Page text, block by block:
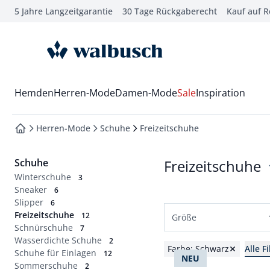
springen
springen
springen
5 Jahre Langzeitgarantie 30 Tage Rückgaberecht Kauf auf
zur Startseite
Wechsel in das Menü mit Pfeil-Runter Taste
HemdenHerren-ModeDamen-ModeSaleInspiration
zur Startseite
Herren-Mode Schuhe Freizeitschuhe
Schuhe
Winterschuhe 3
Sneaker 6
Slipper 6
Freizeitschuhe 12
Schnürschuhe 7
Wasserdichte Schuhe 2
Schuhe für Einlagen 12
Sommerschuhe 2
Freizeitschuhe
Größe
40
Farbe: Schwarz Alle
NEU